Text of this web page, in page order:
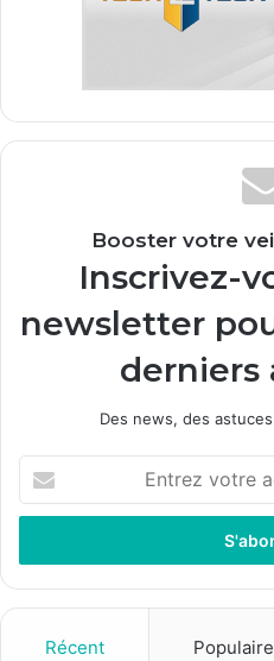
Booster votre
Inscrivez-
newsletter
derniers
Des news, des
votre
adresse
Récent Populaire